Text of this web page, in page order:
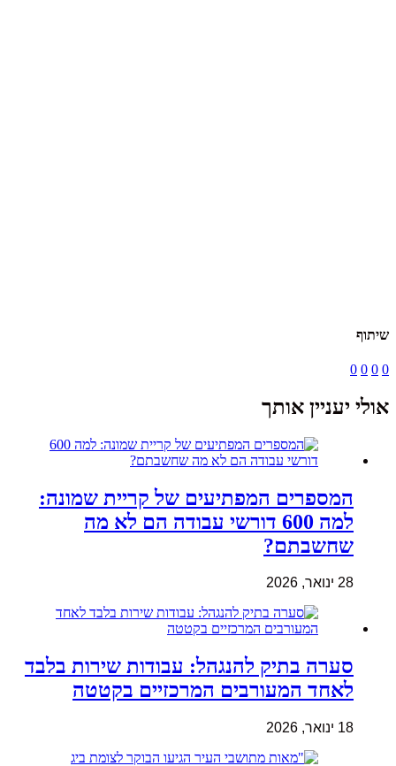
שיתוף
0
0
0
0
אולי יעניין אותך
המספרים המפתיעים של קריית שמונה:
למה 600 דורשי עבודה הם לא מה
שחשבתם?
28 ינואר, 2026
סערה בתיק להנגהל: עבודות שירות בלבד
לאחד המעורבים המרכזיים בקטטה
18 ינואר, 2026